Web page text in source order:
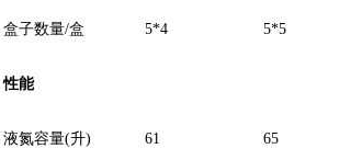
盒子数量/盒 5*4 5*5
性能
液氮容量(升) 61 65